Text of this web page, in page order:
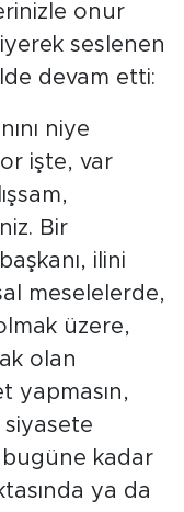
onur
seslenen
devam etti:
niye
işte, var
Bir
ilini
meselelerde,
üzere,
olan
yapmasın,
siyasete
bugüne kadar
ya da